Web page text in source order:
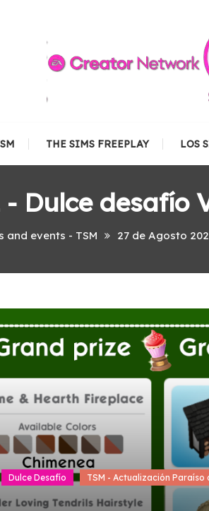
THE SIMS FREEPLAY LOS
- Dulce
and events - TSM 27 de Agosto
Dulce Desafío TSM - Actualización Paraíso